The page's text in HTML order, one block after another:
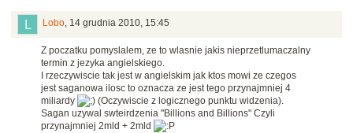
Lobo, 14 grudnia 2010, 15:45
Z poczatku pomyslalem, ze to wlasnie jakis nieprzetlumaczalny
termin z jezyka angielskiego.
I rzeczywiscie tak jest w angielskim jak ktos mowi ze czegos
jest saganowa ilosc to oznacza ze jest tego przynajmniej 4
miliardy
(Oczywiscie z logicznego punktu widzenia).
Sagan uzywal swteirdzenia "Billions and Billions" Czyli
przynajmniej 2mld + 2mld